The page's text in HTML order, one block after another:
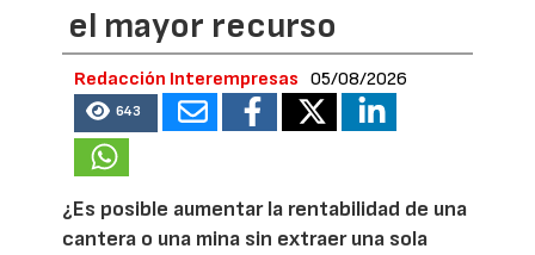
el mayor recurso
Redacción Interempresas 05/08/2026
643
¿Es posible aumentar la rentabilidad de una
cantera o una mina sin extraer una sola